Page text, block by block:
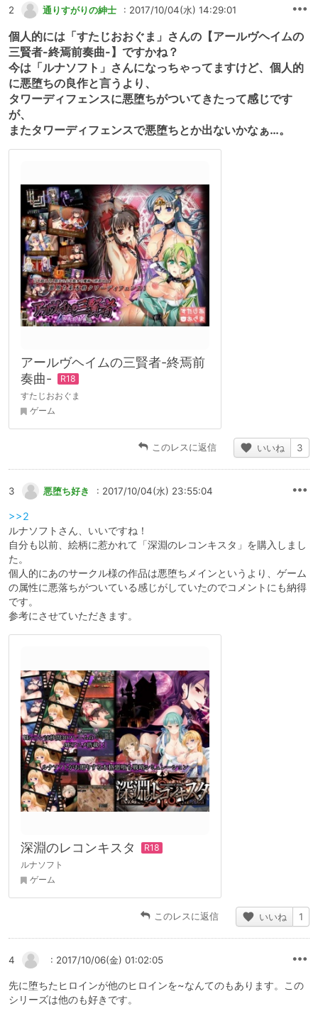
2 通りすがりの紳士 : 2017/10/04(水) 14:29:01
個人的には「すたじおおぐま」さんの【アールヴヘイムの
三賢者-終焉前奏曲-】ですかね？
今は「ルナソフト」さんになっちゃってますけど、個人的
に悪堕ちの良作と言うより、
タワーディフェンスに悪堕ちがついてきたって感じです
が、
またタワーディフェンスで悪堕ちとか出ないかなぁ…。
アールヴヘイムの三賢者-終焉前
奏曲-
すたじおおぐま
ゲーム
このレスに返信 いいね 3
3 悪堕ち好き : 2017/10/04(水) 23:55:04
>>2
ルナソフトさん、いいですね！
自分も以前、絵柄に惹かれて「深淵のレコンキスタ」を購入しまし
た。
個人的にあのサークル様の作品は悪堕ちメインというより、ゲーム
の属性に悪落ちがついている感じがしていたのでコメントにも納得
です。
参考にさせていただきます。
深淵のレコンキスタ
ルナソフト
ゲーム
このレスに返信 いいね 1
4 : 2017/10/06(金) 01:02:05
先に堕ちたヒロインが他のヒロインを~なんてのもあります。この
シリーズは他のも好きです。